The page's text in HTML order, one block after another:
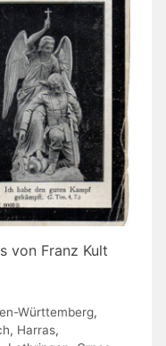
von Franz Kult
Württemberg,
, Harras,